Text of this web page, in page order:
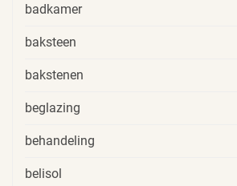
badkamer
baksteen
bakstenen
beglazing
behandeling
belisol